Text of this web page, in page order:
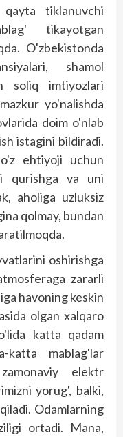
tiklanuvchi
tikayotgan
O'zbekistonda
shamol
soliq imtiyozlari
yo'nalishda
doim o'nlab
istagini bildiradi.
ehtiyoji uchun
qurishga va uni
aholiga uzluksiz
qolmay, bundan
oshirishga
zararli
havoning keskin
olgan xalqaro
katta qadam
katta mablag'lar
elektr
yorug', balki,
Odamlarning
ortadi. Mana,